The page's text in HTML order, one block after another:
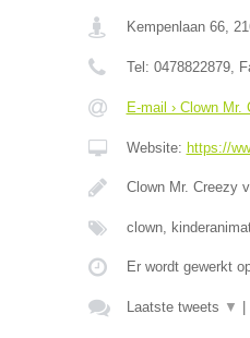
Kempenlaan 66,
Tel: 0478822879,
E-mail › Clown Mr.
Website: https://
Clown Mr. Creezy
clown,
Er wordt gewerkt
Laatste tweets ▼